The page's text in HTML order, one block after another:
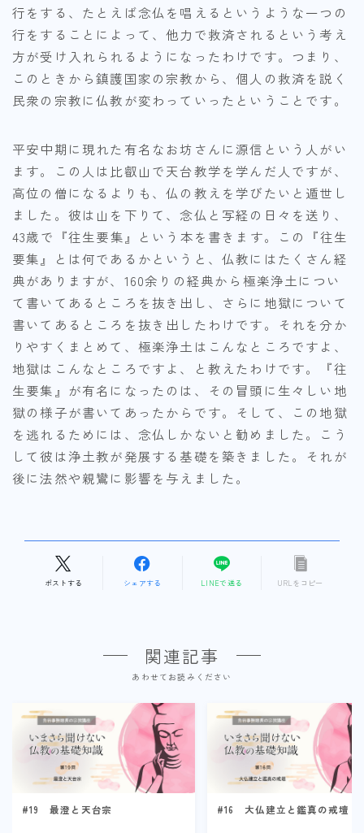
行をする、たとえば念仏を唱えるというような一つの
行をすることによって、他力で救済されるという考え
方が受け入れられるようになったわけです。つまり、
このときから鎮護国家の宗教から、個人の救済を説く
民衆の宗教に仏教が変わっていったということです。
平安中期に現れた有名なお坊さんに源信という人がい
ます。この人は比叡山で天台教学を学んだ人ですが、
高位の僧になるよりも、仏の教えを学びたいと遁世し
ました。彼は山を下りて、念仏と写経の日々を送り、
43歳で『往生要集』という本を書きます。この『往生
要集』とは何であるかというと、仏教にはたくさん経
典がありますが、160余りの経典から極楽浄土につい
て書いてあるところを抜き出し、さらに地獄について
書いてあるところを抜き出したわけです。それを分か
りやすくまとめて、極楽浄土はこんなところですよ、
地獄はこんなところですよ、と教えたわけです。『往
生要集』が有名になったのは、その冒頭に生々しい地
獄の様子が書いてあったからです。そして、この地獄
を逃れるためには、念仏しかないと勧めました。こう
して彼は浄土教が発展する基礎を築きました。それが
後に法然や親鸞に影響を与えました。
ポストする シェアする LINEで送る URLをコピー
関連記事
あわせてお読みください
#19 最澄と天台宗 #16 大仏建立と鑑真の戒壇